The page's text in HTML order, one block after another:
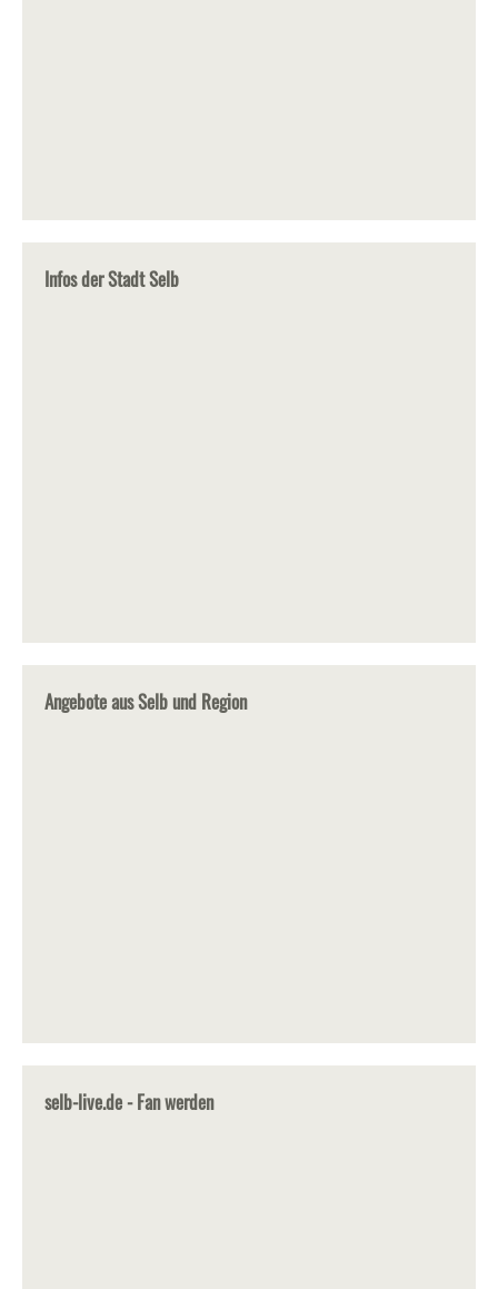
Infos der Stadt Selb
Angebote aus Selb und Region
selb-live.de - Fan werden